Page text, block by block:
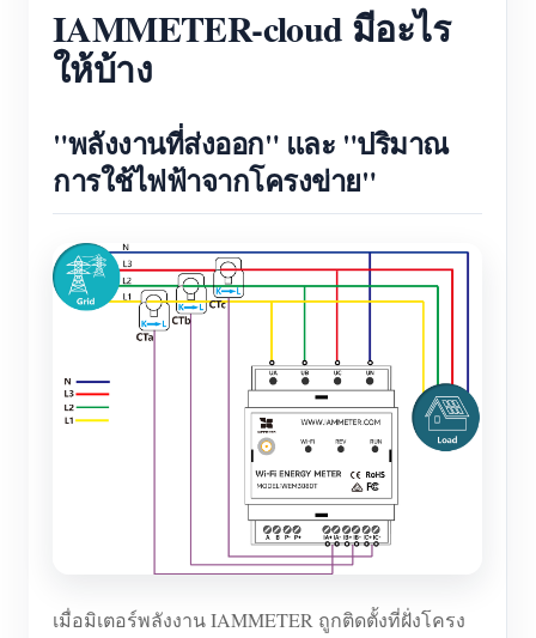
IAMMETER-cloud มีอะไร
ให้บ้าง
"พลังงานที่ส่งออก" และ "ปริมาณ
การใช้ไฟฟ้าจากโครงข่าย"
เมื่อมิเตอร์พลังงาน IAMMETER ถูกติดตั้งที่ฝั่งโครง